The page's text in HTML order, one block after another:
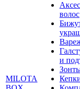
MILOTA
волос
и